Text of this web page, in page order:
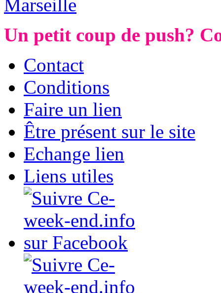
Marseille
Un petit coup de push?
Contact
Conditions
Faire un lien
Être présent sur le site
Echange lien
Liens utiles